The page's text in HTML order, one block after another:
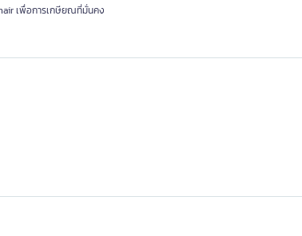
เพื่อการเกษียณที่มั่นคง